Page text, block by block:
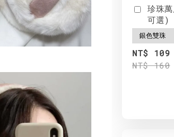
珍珠
可選)
NT$ 109
NT$ 160